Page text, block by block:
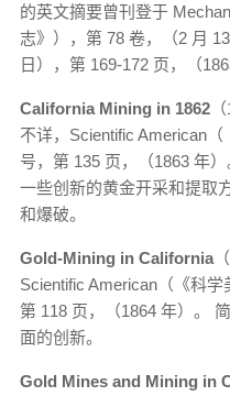
的英文摘要曾刊登于
志》），第 78 卷，（2 月
日），第 169-172 页，（
California Mining in 1862
不详，Scientific American
号，第 135 页，（1863 年
一些创新的黄金开采和提取
和爆破。
Gold-Mining in California
Scientific American（《科学
第 118 页，（1864 年）。
面的创新。
Gold Mines and Mining in